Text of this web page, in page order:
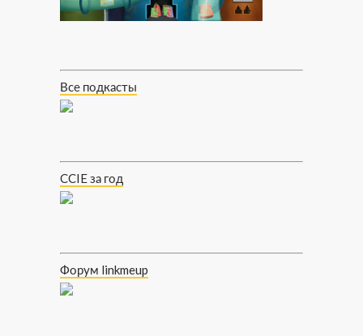
Все подкасты
CCIE за год
Форум linkmeup